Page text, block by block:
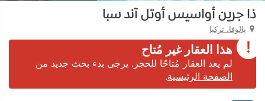
ذا جرين أواسيس أوتل آند سبا
يالوفا، تركيا
هذا العقار غير مُتاح
لم يعد العقار مُتاحًا للحجز. يرجى بدء بحث جديد من
الصفحة الرئيسية.